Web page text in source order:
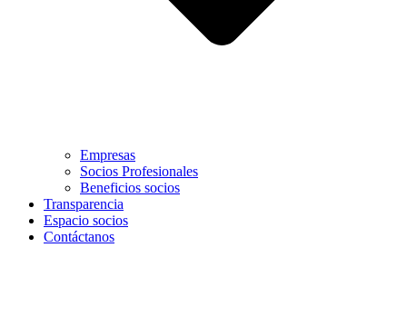
Empresas
Socios Profesionales
Beneficios socios
Transparencia
Espacio socios
Contáctanos